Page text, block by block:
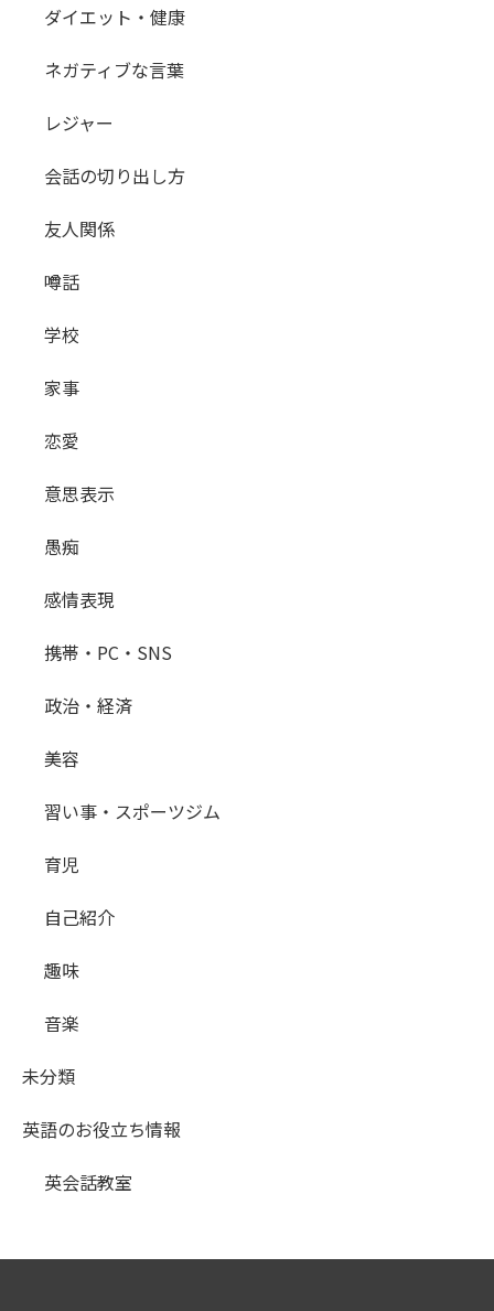
ダイエット・健康
ネガティブな言葉
レジャー
会話の切り出し方
友人関係
噂話
学校
家事
恋愛
意思表示
愚痴
感情表現
携帯・PC・SNS
政治・経済
美容
習い事・スポーツジム
育児
自己紹介
趣味
音楽
未分類
英語のお役立ち情報
英会話教室